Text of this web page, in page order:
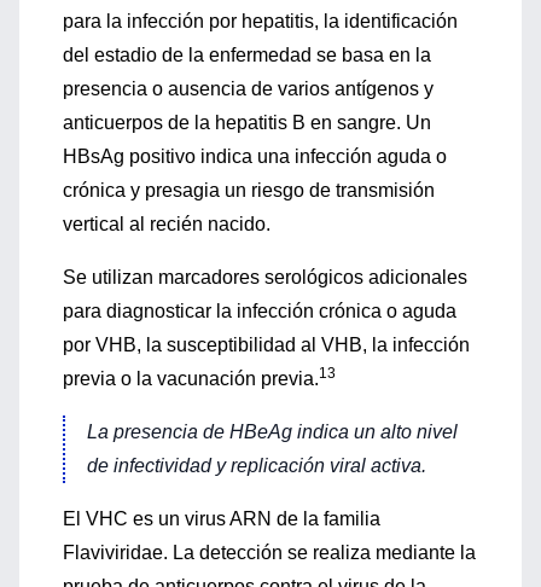
para la infección por hepatitis, la identificación
del estadio de la enfermedad se basa en la
presencia o ausencia de varios antígenos y
anticuerpos de la hepatitis B en sangre. Un
HBsAg positivo indica una infección aguda o
crónica y presagia un riesgo de transmisión
vertical al recién nacido.
Se utilizan marcadores serológicos adicionales
para diagnosticar la infección crónica o aguda
por VHB, la susceptibilidad al VHB, la infección
previa o la vacunación previa.13
La presencia de HBeAg indica un alto nivel
de infectividad y replicación viral activa.
El VHC es un virus ARN de la familia
Flaviviridae. La detección se realiza mediante la